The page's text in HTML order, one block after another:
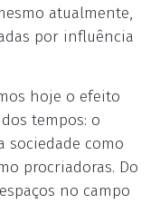
atualmente,
por influência
hoje o efeito
tempos: o
sociedade como
procriadoras. Do
no campo